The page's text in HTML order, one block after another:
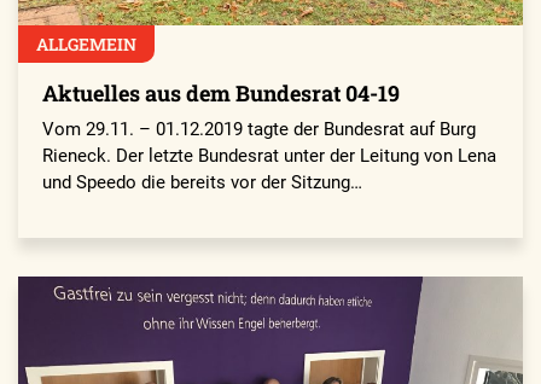
ALLGEMEIN
Aktuelles aus dem Bundesrat 04-19
Vom 29.11. – 01.12.2019 tagte der Bundesrat auf Burg
Rieneck. Der letzte Bundesrat unter der Leitung von Lena
und Speedo die bereits vor der Sitzung…